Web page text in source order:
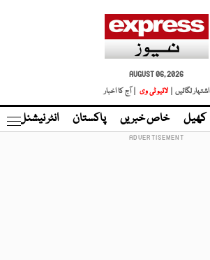
AUGUST 06, 2026
اشتہار لگائیں |
لائیو ٹی وی | آج کا اخبار
کھیل خاص خبریں پاکستان انٹر نیشنل